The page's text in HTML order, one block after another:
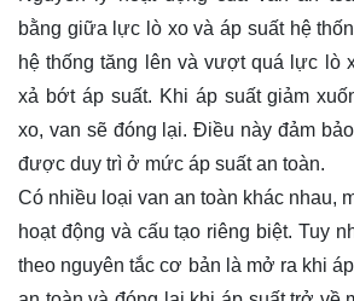
bằng giữa lực lò xo và áp suất hệ
hệ thống tăng lên và vượt quá lực lò
xả bớt áp suất. Khi áp suất giảm
xo, van sẽ đóng lại. Điều này đảm
được duy trì ở mức áp suất an toàn.
Có nhiều loại van an toàn khác nhau,
hoạt động và cấu tạo riêng biệt. Tuy
theo nguyên tắc cơ bản là mở ra khi